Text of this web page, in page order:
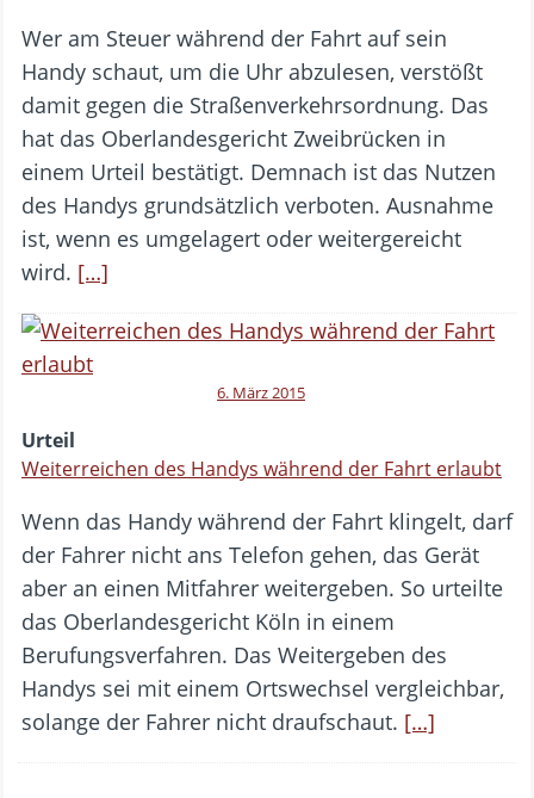
Wer am Steuer während der Fahrt auf sein
Handy schaut, um die Uhr abzulesen, verstößt
damit gegen die Straßenverkehrsordnung. Das
hat das Oberlandesgericht Zweibrücken in
einem Urteil bestätigt. Demnach ist das Nutzen
des Handys grundsätzlich verboten. Ausnahme
ist, wenn es umgelagert oder weitergereicht
wird. […]
6. März 2015
Urteil
Weiterreichen des Handys während der Fahrt erlaubt
Wenn das Handy während der Fahrt klingelt, darf
der Fahrer nicht ans Telefon gehen, das Gerät
aber an einen Mitfahrer weitergeben. So urteilte
das Oberlandesgericht Köln in einem
Berufungsverfahren. Das Weitergeben des
Handys sei mit einem Ortswechsel vergleichbar,
solange der Fahrer nicht draufschaut. […]